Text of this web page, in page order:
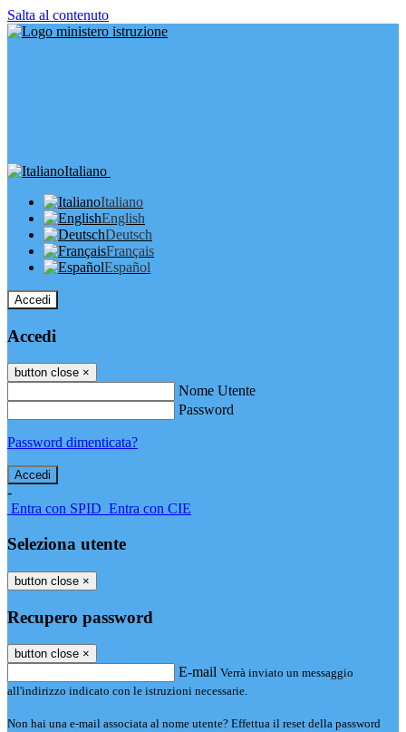
Salta al contenuto
Italiano
Italiano
English
Deutsch
Français
Español
Accedi
Accedi
button close ×
Nome Utente
Password
Password dimenticata?
-
Entra con SPID Entra con CIE
Seleziona utente
button close ×
Recupero password
button close ×
E-mail Verrà inviato un messaggio
all'indirizzo indicato con le istruzioni necessarie.
Non hai una e-mail associata al nome utente? Effettua il reset della password